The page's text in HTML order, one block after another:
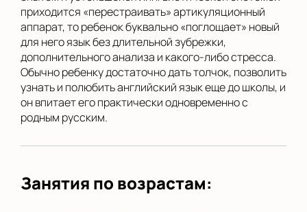
Выбрать другой город
приходится «перестраивать» артикуляционный
аппарат, то ребенок буквально «поглощает» новый
для него язык без длительной зубрежки,
дополнительного анализа и какого-либо стресса.
Обычно ребенку достаточно дать толчок, позволить
узнать и полюбить английский язык еще до школы, и
он впитает его практически одновременно с
родным русским.
Занятия по возрастам: